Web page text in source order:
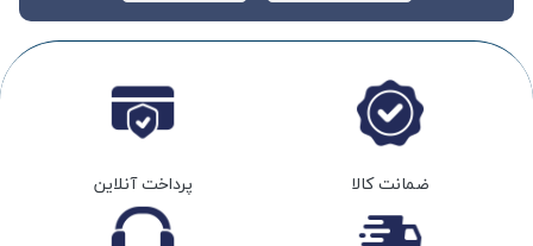
ضمانت کالا پرداخت آنلاین